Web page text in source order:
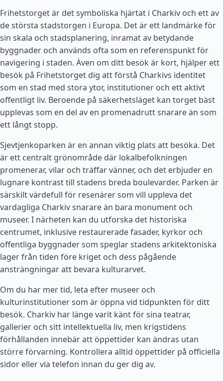
Frihetstorget är det symboliska hjärtat i Charkiv och ett av
de största stadstorgen i Europa. Det är ett landmärke för
sin skala och stadsplanering, inramat av betydande
byggnader och används ofta som en referenspunkt för
navigering i staden. Även om ditt besök är kort, hjälper ett
besök på Frihetstorget dig att förstå Charkivs identitet
som en stad med stora ytor, institutioner och ett aktivt
offentligt liv. Beroende på säkerhetsläget kan torget bäst
upplevas som en del av en promenadrutt snarare än som
ett långt stopp.
Sjevtjenkoparken är en annan viktig plats att besöka. Det
är ett centralt grönområde där lokalbefolkningen
promenerar, vilar och träffar vänner, och det erbjuder en
lugnare kontrast till stadens breda boulevarder. Parken är
särskilt värdefull för resenärer som vill uppleva det
vardagliga Charkiv snarare än bara monument och
museer. I närheten kan du utforska det historiska
centrumet, inklusive restaurerade fasader, kyrkor och
offentliga byggnader som speglar stadens arkitektoniska
lager från tiden före kriget och dess pågående
ansträngningar att bevara kulturarvet.
Om du har mer tid, leta efter museer och
kulturinstitutioner som är öppna vid tidpunkten för ditt
besök. Charkiv har länge varit känt för sina teatrar,
gallerier och sitt intellektuella liv, men krigstidens
förhållanden innebär att öppettider kan ändras utan
större förvarning. Kontrollera alltid öppettider på officiella
sidor eller via telefon innan du ger dig av.